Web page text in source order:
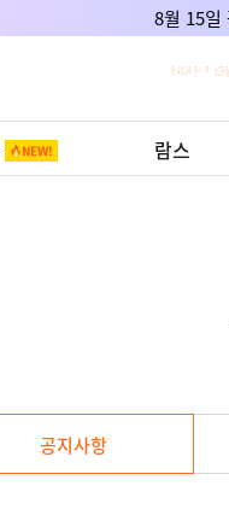
365mc x 서울의대,
람스
공지사항